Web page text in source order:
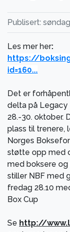
Publisert:
Les mer her:
https://
id=160...
Det er
delta på Legacy
28.-30. oktober.
plass til trenere,
Norges
støtte opp med
med boksere
stiller NBF med
fredag 28.10
Box Cup
Se http://